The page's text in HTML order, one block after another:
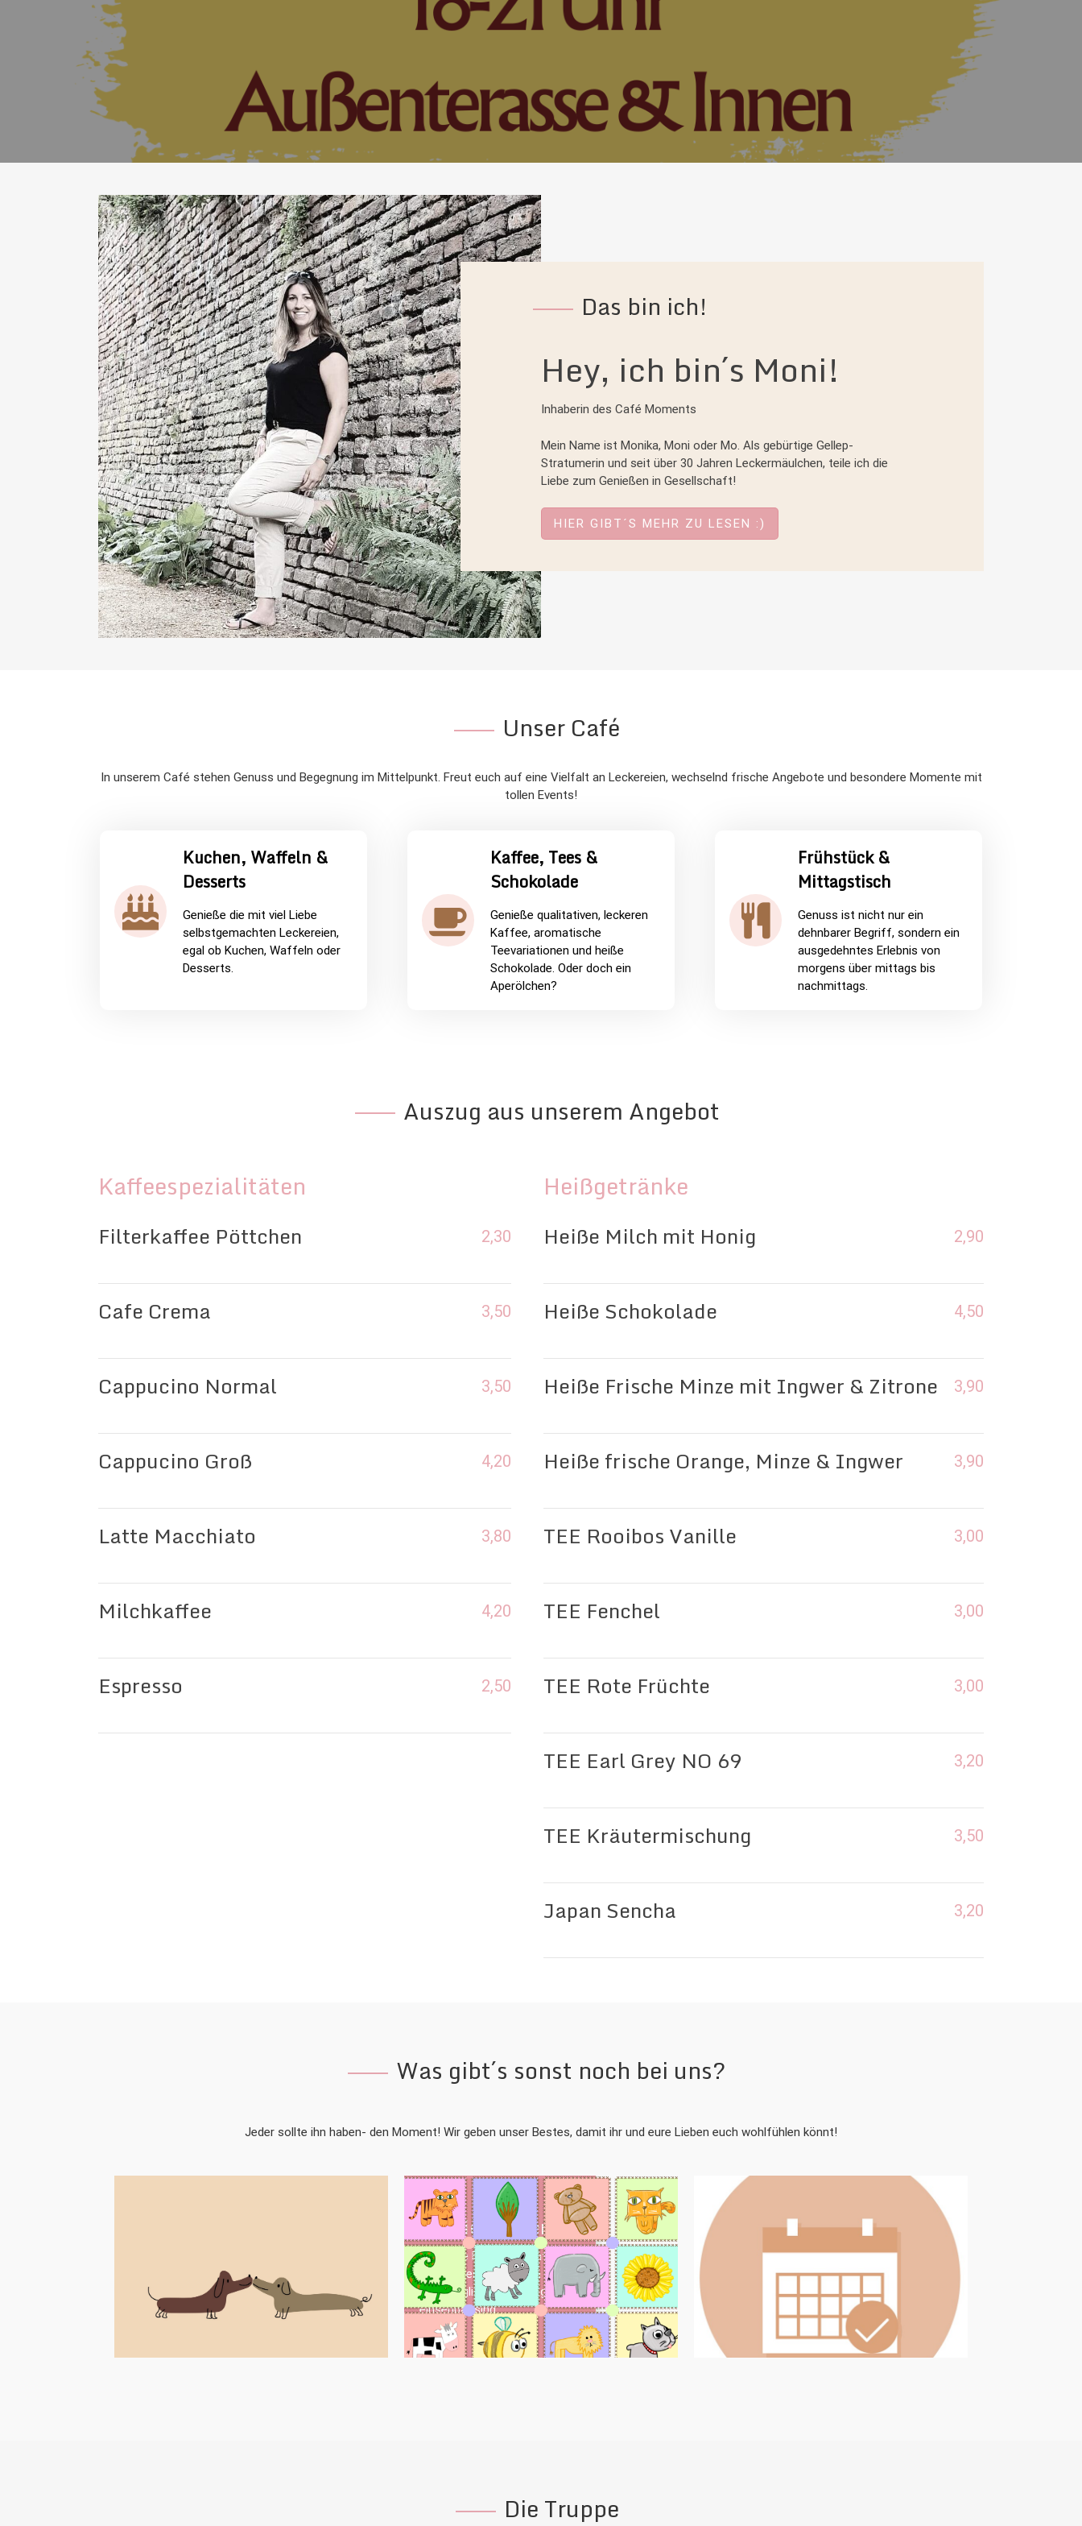
Das bin ich!
Hey, ich bin´s Moni!
Inhaberin des Café Moments
Mein Name ist Monika, Moni oder Mo. Als gebürtige Gellep-
Stratumerin und seit über 30 Jahren Leckermäulchen, teile ich die
Liebe zum Genießen in Gesellschaft!
HIER GIBT´S MEHR ZU LESEN :)
Unser Café
In unserem Café stehen Genuss und Begegnung im Mittelpunkt. Freut euch auf eine Vielfalt an Leckereien, wechselnd frische Angebote und besondere Momente mit
tollen Events!
Kuchen, Waffeln &
Desserts
Genieße die mit viel Liebe
selbstgemachten Leckereien,
egal ob Kuchen, Waffeln oder
Desserts.
Kaffee, Tees &
Schokolade
Genieße qualitativen, leckeren
Kaffee, aromatische
Teevariationen und heiße
Schokolade. Oder doch ein
Aperölchen?
Frühstück &
Mittagstisch
Genuss ist nicht nur ein
dehnbarer Begriff, sondern ein
ausgedehntes Erlebnis von
morgens über mittags bis
nachmittags.
Auszug aus unserem Angebot
Kaffeespezialitäten
Filterkaffee Pöttchen 2,30
Cafe Crema 3,50
Cappucino Normal 3,50
Cappucino Groß 4,20
Latte Macchiato 3,80
Milchkaffee 4,20
Espresso 2,50
Heißgetränke
Heiße Milch mit Honig 2,90
Heiße Schokolade 4,50
Heiße Frische Minze mit Ingwer & Zitrone 3,90
Heiße frische Orange, Minze & Ingwer 3,90
TEE Rooibos Vanille 3,00
TEE Fenchel 3,00
TEE Rote Früchte 3,00
TEE Earl Grey NO 69 3,20
TEE Kräutermischung 3,50
Japan Sencha 3,20
Was gibt´s sonst noch bei uns?
Jeder sollte ihn haben- den Moment! Wir geben unser Bestes, damit ihr und eure Lieben euch wohlfühlen könnt!
Pause! Hier kommen wir ins Spiel und ihr
zur Ruhe. Hereinspaziert und Zeit
genießen.
Spielmöglichkeiten
Hier muss keiner in die Ecke der nicht will!
Für unsere kleinen Genießer haben wir
Beschäftigungsmöglichkeiten die gut
einsehbar sind.
Events
Vorfreude ist die schönste Freude, daher
lasst euch überraschen! Wir informieren
regelmäßig über kommende
Veranstaltungen.
Die Truppe